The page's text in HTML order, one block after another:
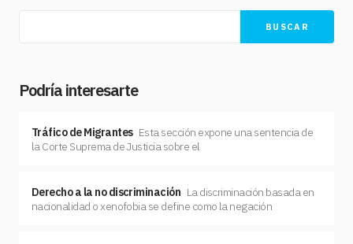
BUSCAR
Podría interesarte
Tráfico de Migrantes Esta sección expone una sentencia de
la Corte Suprema de Justicia sobre el
Derecho a la no discriminación La discriminación basada en
nacionalidad o xenofobia se define como la negación